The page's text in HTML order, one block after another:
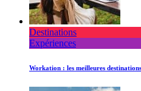
Destinations
Expériences
Workation : les meilleures